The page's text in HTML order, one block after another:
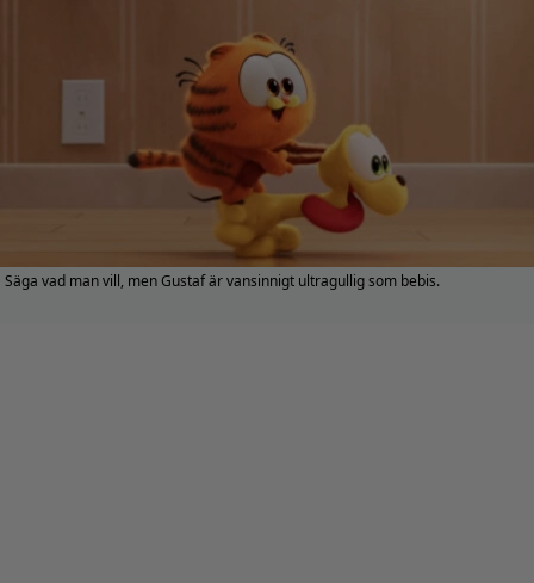
Säga vad man vill, men Gustaf är vansinnigt ultragullig som bebis.